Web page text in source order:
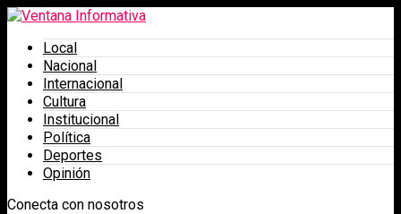
Local
Nacional
Internacional
Cultura
Institucional
Política
Deportes
Opinión
Conecta con nosotros